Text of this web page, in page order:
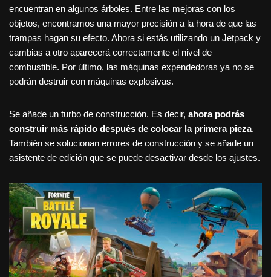
encuentran en algunos árboles. Entre las mejoras con los
objetos, encontramos una mayor precisión a la hora de que las
trampas hagan su efecto. Ahora si estás utilizando un Jetpack y
cambias a otro aparecerá correctamente el nivel de
combustible. Por último, las máquinas expendedoras ya no se
podrán destruir con máquinas explosivas.
Se añade un turbo de construcción. Es decir, ahora podrás
construir más rápido después de colocar la primera pieza.
También se solucionan errores de construcción y se añade un
asistente de edición que se puede desactivar desde los ajustes.